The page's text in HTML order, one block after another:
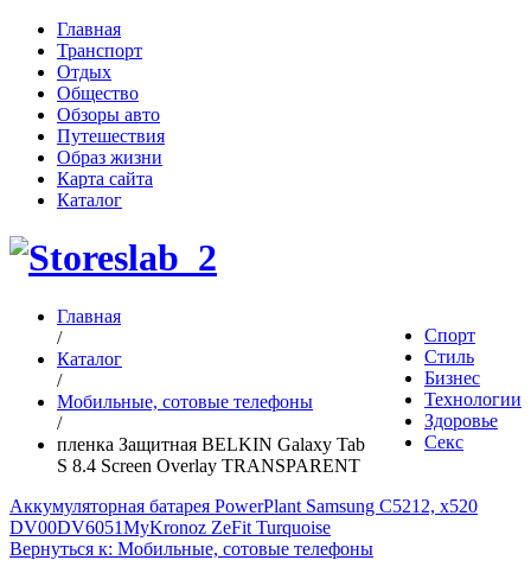
Главная
Транспорт
Отдых
Общество
Обзоры авто
Путешествия
Образ жизни
Карта сайта
Каталог
Спорт
Стиль
Бизнес
Технологии
Здоровье
Секс
Главная
/
Каталог
/
Мобильные, сотовые телефоны
/
пленка Защитная BELKIN Galaxy Tab
S 8.4 Screen Overlay TRANSPARENT
Аккумуляторная батарея PowerPlant Samsung C5212, x520
DV00DV6051MyKronoz ZeFit Turquoise
Вернуться к: Мобильные, сотовые телефоны